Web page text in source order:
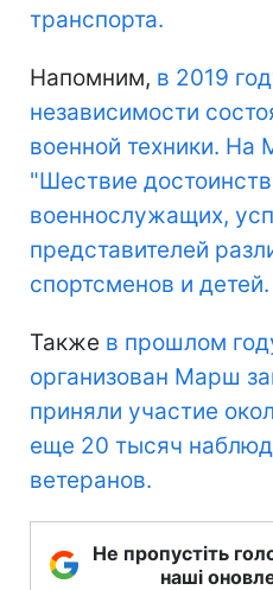
транспорта.
Напомним, в 2019
независимости
военной техники.
"Шествие
военнослужащих,
представителей
спортсменов и детей.
Также в прошлом
организован Марш
приняли участие
еще 20 тысяч
ветеранов.
Не пропустіть
наші